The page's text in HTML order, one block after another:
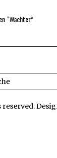
“Wächter”
reserved.